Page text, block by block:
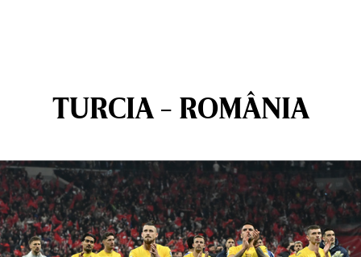
TURCIA - ROMÂNIA